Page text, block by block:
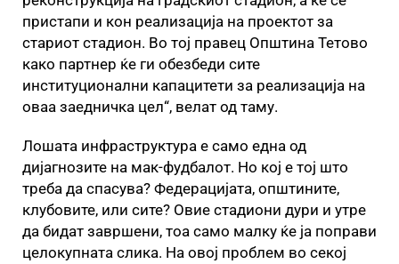
пристапи и кон реализација на проектот за
стариот стадион. Во тој правец Општина Тетово
како партнер ќе ги обезбеди сите
институционални капацитети за реализација на
оваа заедничка цел“, велат од таму.
Лошата инфраструктура е само една од
дијагнозите на мак-фудбалот. Но кој е тој што
треба да спасува? Федерацијата, општините,
клубовите, или сите? Овие стадиони дури и утре
да бидат завршени, тоа само малку ќе ја поправи
целокупната слика. На овој проблем во секој